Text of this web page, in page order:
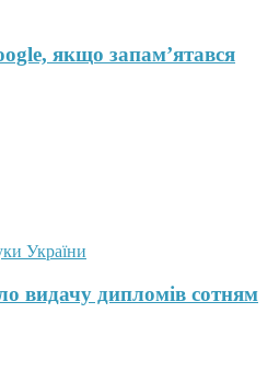
якщо запам’ятався
видачу дипломів сотням